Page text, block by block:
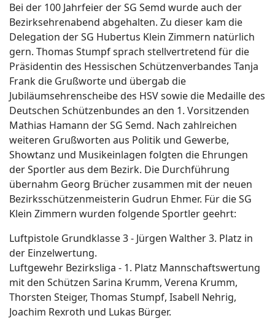
Bei der 100 Jahrfeier der SG Semd wurde auch der
Bezirksehrenabend abgehalten. Zu dieser kam die
Delegation der SG Hubertus Klein Zimmern natürlich
gern. Thomas Stumpf sprach stellvertretend für die
Präsidentin des Hessischen Schützenverbandes Tanja
Frank die Grußworte und übergab die
Jubiläumsehrenscheibe des HSV sowie die Medaille des
Deutschen Schützenbundes an den 1. Vorsitzenden
Mathias Hamann der SG Semd. Nach zahlreichen
weiteren Grußworten aus Politik und Gewerbe,
Showtanz und Musikeinlagen folgten die Ehrungen
der Sportler aus dem Bezirk. Die Durchführung
übernahm Georg Brücher zusammen mit der neuen
Bezirksschützenmeisterin Gudrun Ehmer. Für die SG
Klein Zimmern wurden folgende Sportler geehrt:
Luftpistole Grundklasse 3 - Jürgen Walther 3. Platz in
der Einzelwertung.
Luftgewehr Bezirksliga - 1. Platz Mannschaftswertung
mit den Schützen Sarina Krumm, Verena Krumm,
Thorsten Steiger, Thomas Stumpf, Isabell Nehrig,
Joachim Rexroth und Lukas Bürger.